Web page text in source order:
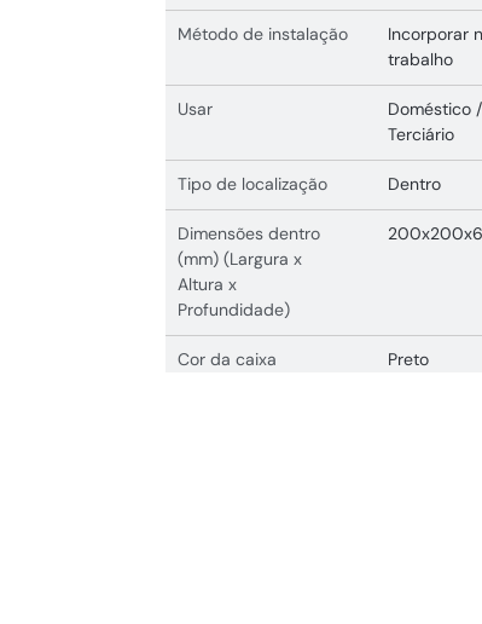
Método de instalação
Incorporar
trabalho
Usar
Doméstico /
Terciário
Tipo de localização Dentro
Dimensões dentro
(mm) (Largura x
Altura x
Profundidade)
Cor da caixa Preto